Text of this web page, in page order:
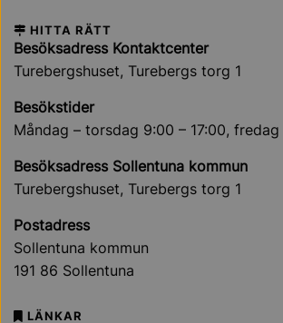
HITTA RÄTT
Besöksadress Kontaktcenter
Turebergshuset, Turebergs torg 1
Besökstider
Måndag – torsdag 9:00 – 17:00, fredag
Besöksadress Sollentuna kommun
Turebergshuset, Turebergs torg 1
Postadress
Sollentuna kommun
191 86 Sollentuna
LÄNKAR